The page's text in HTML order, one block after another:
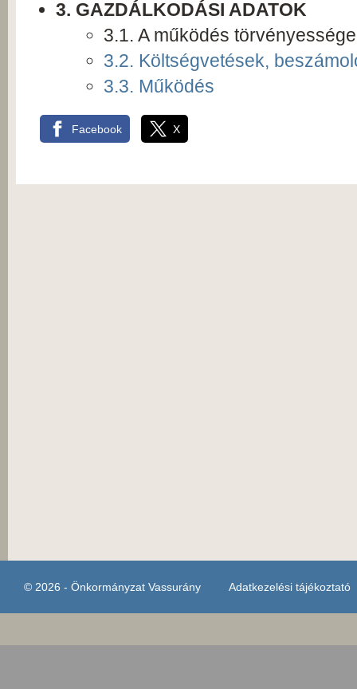
3. GAZDÁLKODÁSI ADATOK
3.1. A működés
3.2. Költségvetések,
3.3. Működés
Facebook X
© 2026 - Önkormányzat Vassurány Adatkezelési tájékoztató